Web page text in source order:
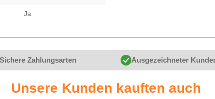
Ja
Sichere Zahlungsarten Ausgezeichneter
Unsere Kunden kauften auch